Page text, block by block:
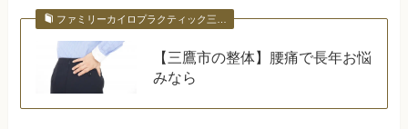
ファミリーカイロプラクティック三…
【三鷹市の整体】腰痛で長年お悩
みなら